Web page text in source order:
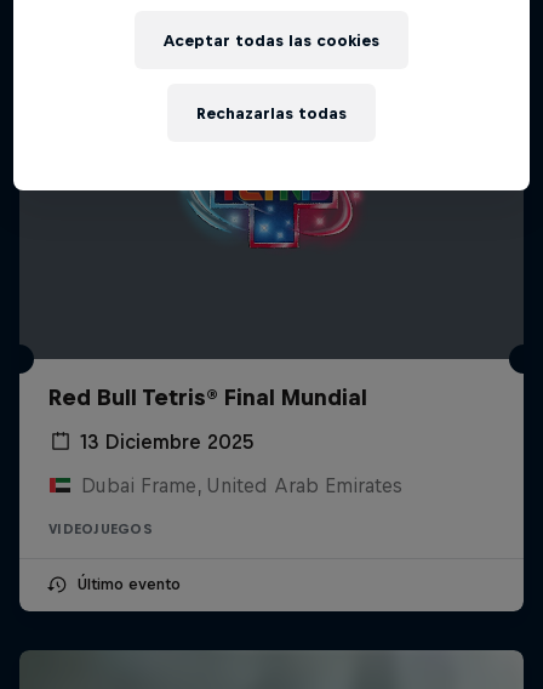
Red Bull Tetris® Final Mundial
13 Diciembre 2025
Dubai Frame, United Arab Emirates
VIDEOJUEGOS
Último evento
Rechazarlas todas
Aceptar todas las cookies